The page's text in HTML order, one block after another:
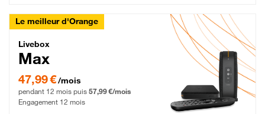
Le meilleur d'Orange
Livebox Max Fibre
Livebox
Max
47,99 € par mois pendant 12 mois puis 57,99 € par mois, Engagement 12 mois
47,99 €/mois
pendant 12 mois puis 57,99 €/mois
Engagement 12 mois